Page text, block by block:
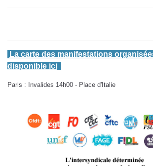
La carte des manifestations
disponible ici
Paris : Invalides 14h00 - Place d'Italie